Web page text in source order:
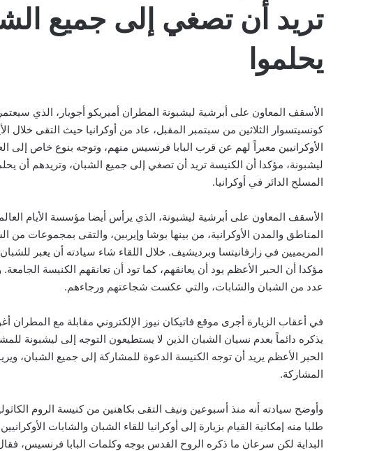
تريد أن تصغي إلى جميع
يحلموا
الأسقف المعاون على أبرشية ليشبونة المطران أميريكو أجويار، الذي
كونسيتسوار الثلاثين من سبتمبر المقبل، عاد من أوكرانيا حيث التقى خلال
الأوكرانيين معبراً لهم عن قرب البابا فرنسيس منهم، وتوجه بنوع خاص إلى
ليشبونة، مؤكدا أن الكنيسة تريد أن تصغي إلى جميع الشبان، وتريدهم أن
المسلح الدائر في أوكرانيا.
المناطق والمدن الأوكرانية، من بينها بوشا وإيربين، والتقى بمجموعات
المريميين في زارفانيتسا وبرديشيف. خلال اللقاء شاء سيادته أن يعبر
مؤكدا أن الحبر الأعظم يود أن يعانقهم، كما تود أن تعانقهم الكنيسة
عدد من الشبان والشابات، والتي عكست شجاعتهم ورجاءهم.
في أعقاب الزيارة أجرى موقع فاتيكان نيوز الإلكتروني مقابلة مع المطران
الحبر الأعظم يريد أن توجه الكنيسة الدعوة للمشاركة إلى جميع الشبان،
المشاركة.
وأوضح سيادته أنه منذ أسبوعين ونيف التقى بكاهنين من كنيسة الروم
طلبا منه إمكانية القيام بزيارة إلى أوكرانيا للقاء الشبان والشابات
البداية لكن سرعان ما ذكره الروح القدس بوجه وكلمات البابا فرنسيس،